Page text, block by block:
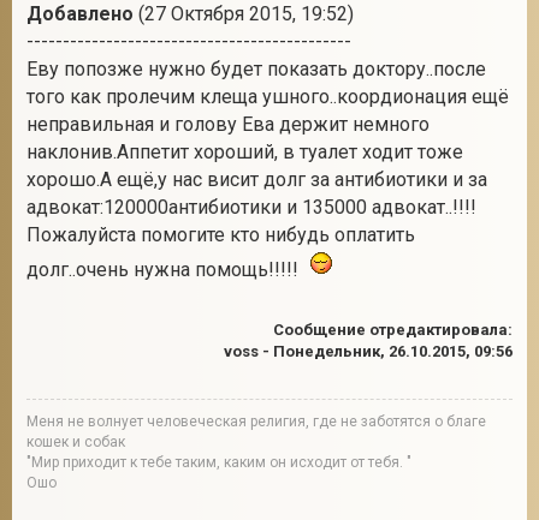
Добавлено (27 Октября 2015, 19:52)
---------------------------------------------
Еву попозже нужно будет показать доктору..после
того как пролечим клеща ушного..коордионация ещё
неправильная и голову Ева держит немного
наклонив.Аппетит хороший, в туалет ходит тоже
хорошо.А ещё,у нас висит долг за антибиотики и за
адвокат:120000антибиотики и 135000 адвокат..!!!!
Пожалуйста помогите кто нибудь оплатить
долг..очень нужна помощь!!!!!
Сообщение отредактировала:
voss - Понедельник, 26.10.2015, 09:56
Меня не волнует человеческая религия, где не заботятся о благе
кошек и собак
"Мир приходит к тебе таким, каким он исходит от тебя. "
Ошо